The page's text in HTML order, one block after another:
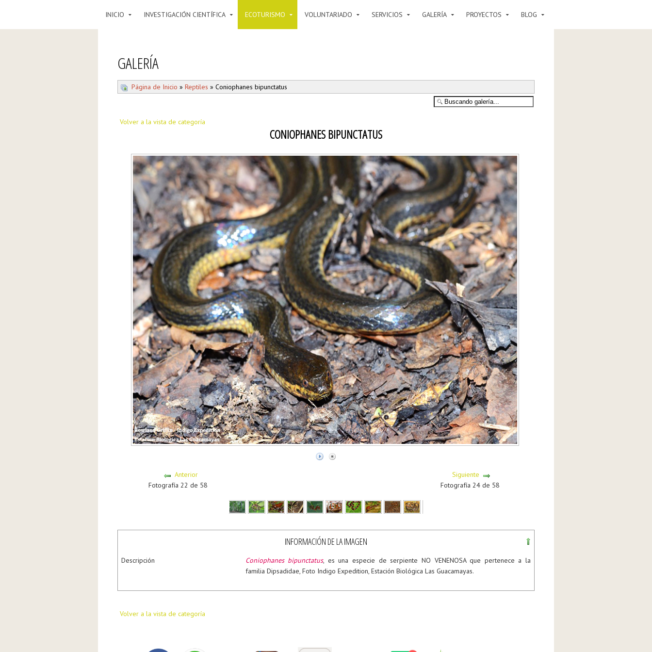
INICIO INVESTIGACIÓN CIENTÍFICA ECOTURISMO VOLUNTARIADO SERVICIOS GALERÍA PROYECTOS BLOG
GALERÍA
Página de Inicio » Reptiles » Coniophanes bipunctatus
Volver a la vista de categoría
CONIOPHANES BIPUNCTATUS
Anterior
Fotografía 22 de 58
Siguiente
Fotografía 24 de 58
INFORMACIÓN DE LA IMAGEN
Descripción Coniophanes bipunctatus, es una especie de serpiente NO VENENOSA que pertenece a la
familia Dipsadidae, Foto Indigo Expedition, Estación Biológica Las Guacamayas.
Volver a la vista de categoría